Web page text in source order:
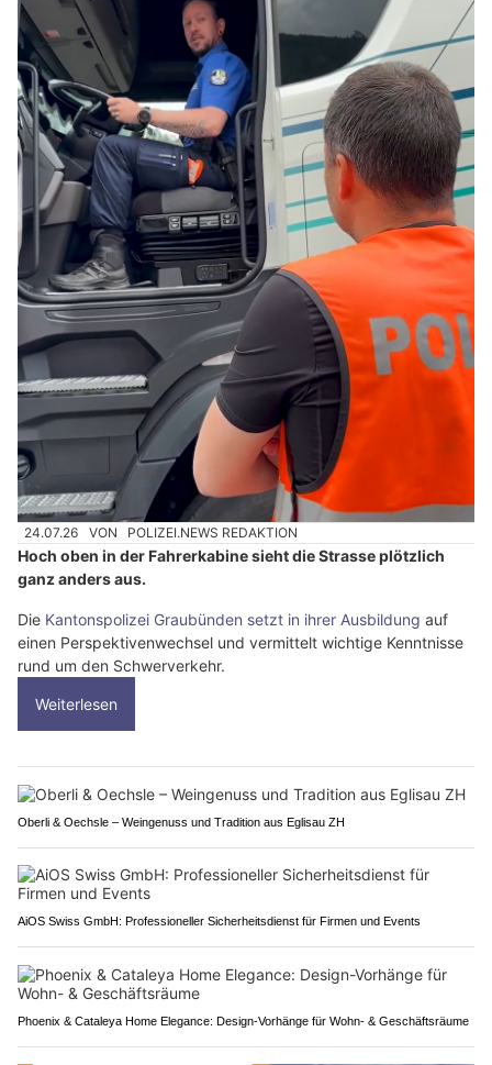
24.07.26 VON POLIZEI.NEWS REDAKTION
Hoch oben in der Fahrerkabine sieht die Strasse plötzlich
ganz anders aus.
Die Kantonspolizei Graubünden setzt in ihrer Ausbildung auf
einen Perspektivenwechsel und vermittelt wichtige Kenntnisse
rund um den Schwerverkehr.
Weiterlesen
Oberli & Oechsle – Weingenuss und Tradition aus Eglisau ZH
AiOS Swiss GmbH: Professioneller Sicherheitsdienst für Firmen und Events
Phoenix & Cataleya Home Elegance: Design-Vorhänge für Wohn- & Geschäftsräume